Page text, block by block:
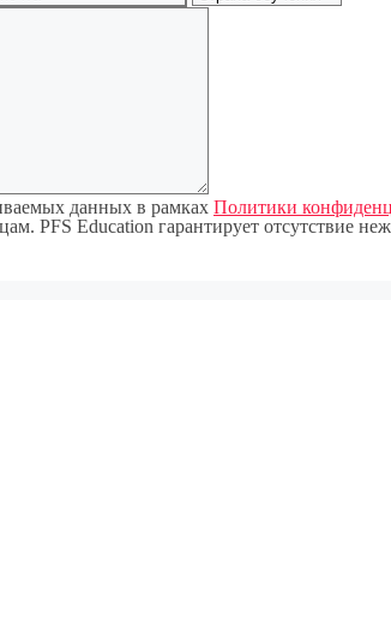
данных в рамках Политики
PFS Education гарантирует отсутствие